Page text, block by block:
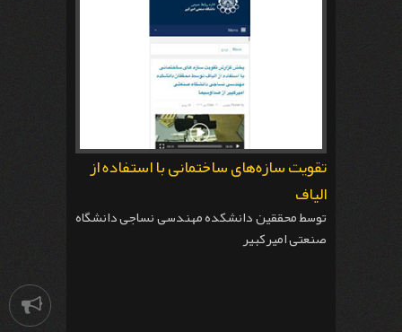
تقویت سازه‌های ساختمانی با استفاده از
الیاف
توسط محققین دانشکده مهندسی نساجی دانشگاه
صنعتی امیرکبیر